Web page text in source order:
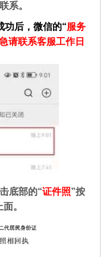
系。
功后，微信的“服务
请联系客服工作日
底部的“证件照”按
。